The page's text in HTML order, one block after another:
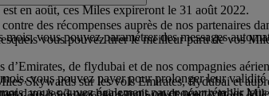
en août, ces Miles expireront le 31 août 2022.
vous pouvez paramétrer des messages
vous pouvez payer pour prolonger leur validité
vous pouvez également payer pour rétablir
des récompenses auprès de nos partenaires
vous pouvez tirer le meilleur parti de vos
de flydubai et de nos compagnies
Skywards sur les vols Emirates, flydubai et